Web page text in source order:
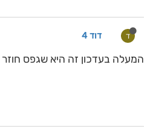
ד דוד 4
המעלה בעדכון זה היא שגפס חוזר